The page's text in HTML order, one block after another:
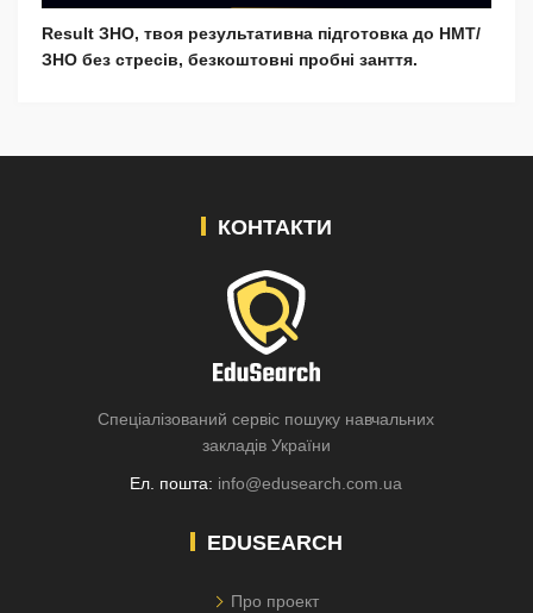
Result ЗНО, твоя результативна підготовка до НМТ/
ЗНО без стресів, безкоштовні пробні занття.
КОНТАКТИ
Спеціалізований сервіс пошуку навчальних
закладів України
Ел. пошта: info@edusearch.com.ua
EDUSEARCH
Про проект